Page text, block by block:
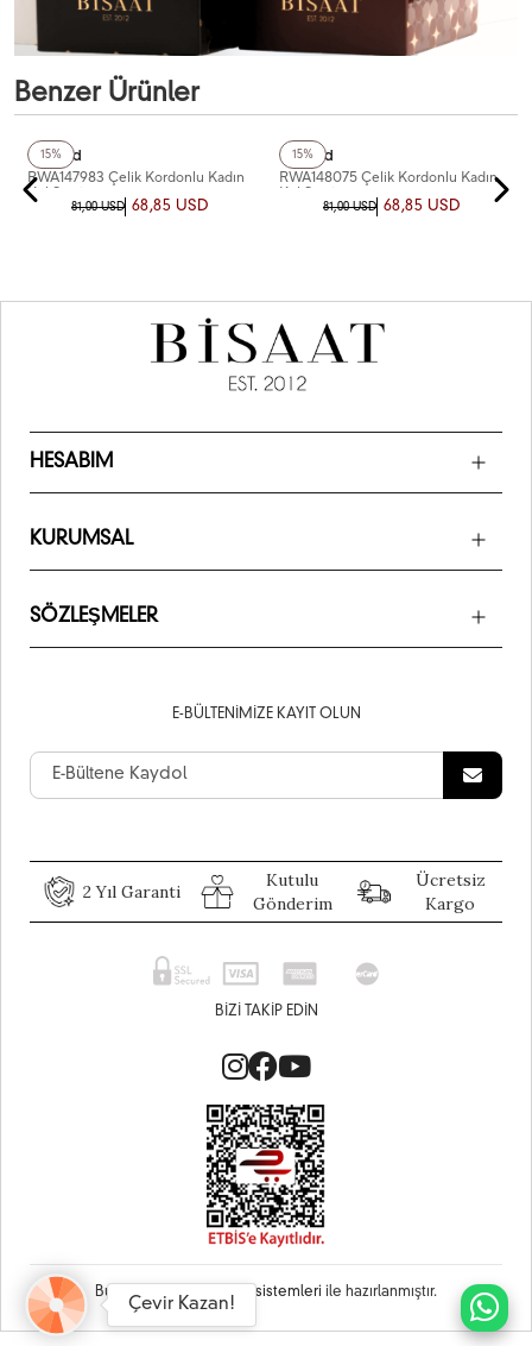
Benzer Ürünler
15%
Reward
RWA147983 Çelik Kordonlu Kadın
Kol Saati
81,00 USD 68,85 USD
15%
Reward
RWA148075 Çelik Kordonlu Kadın
Kol Saati
81,00 USD 68,85 USD
HESABIM
KURUMSAL
SÖZLEŞMELER
E-BÜLTENIMIZE KAYIT OLUN
2 Yıl Garanti
Kutulu
Gönderim
Ücretsiz
Kargo
BIZI TAKIP EDIN
Bu site Vikaon E-Ticaret sistemleri ile hazırlanmıştır.
Çevir Kazan!